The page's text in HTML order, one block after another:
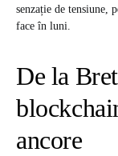
senzație de tensiune,
face în luni.
De la
ancore